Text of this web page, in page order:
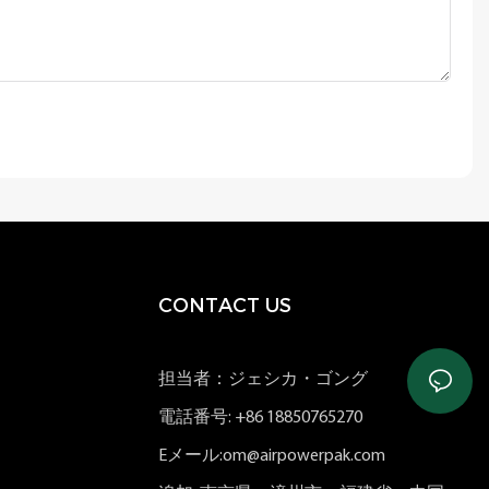
CONTACT US
担当者：ジェシカ・ゴング
電話番号: +86 18850765270
Eメール:om@airpowerpak.com